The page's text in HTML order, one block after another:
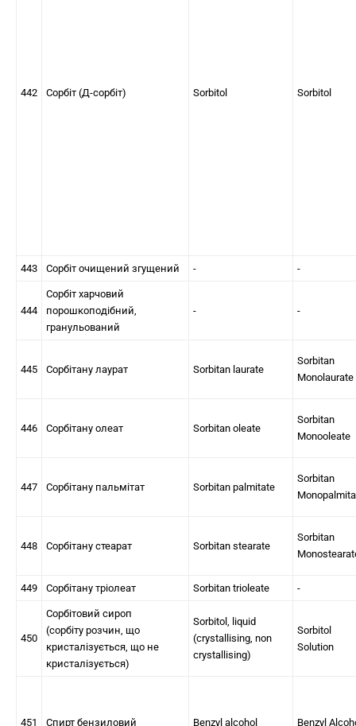
442 Сорбіт (Д-сорбіт) Sorbitol Sorbitol
443 Сорбіт очищений згущений - -
444
Сорбіт харчовий
порошкоподібний,
гранульований
- -
445 Сорбітану лаурат Sorbitan laurate
Sorbitan
Monolaurate
446 Сорбітану олеат Sorbitan oleate
Sorbitan
Monooleate
447 Сорбітану пальмітат Sorbitan palmitate
Sorbitan
448 Сорбітану стеарат Sorbitan stearate
Sorbitan
449 Сорбітану тріолеат Sorbitan trioleate -
450
Сорбітовий сироп
(сорбіту розчин, що
кристалізується, що не
кристалізується)
Sorbitol, liquid
(crystallising, non
crystallising)
Sorbitol
Solution
451 Спирт бензиловий Benzyl alcohol Benzyl